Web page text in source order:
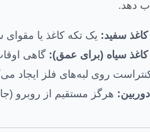
دهد.
کاغذ سفید: یک تکه کاغذ یا
کاغذ سیاه (برای عمق): گاهی
روی لبه‌های فلز ایجاد
هرگز مستقیم از روبرو